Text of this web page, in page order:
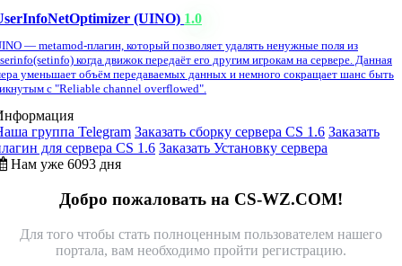
(UINO) 1.0
— metamod-плагин, который позволяет удалять ненужные поля из
когда движок передаёт его другим игрокам на сервере. Данная
уменьшает объём передаваемых данных и немного сокращает шанс быть
с "Reliable channel overflowed".
группа Telegram Заказать сборку сервера CS 1.6 Заказать
для сервера CS 1.6 Заказать Установку сервера
Нам уже 6093 дня
Добро пожаловать на CS-WZ.COM!
Для того чтобы стать полноценным пользователем нашего
портала, вам необходимо пройти регистрацию.